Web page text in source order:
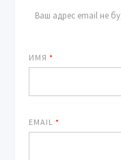
Ваш адрес email не
ИМЯ*
EMAIL*